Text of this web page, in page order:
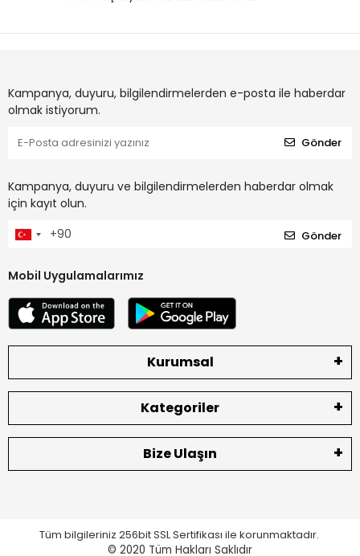
Kampanya, duyuru, bilgilendirmelerden e-posta ile haberdar
olmak istiyorum.
Gönder
Kampanya, duyuru ve bilgilendirmelerden haberdar olmak
için kayıt olun.
Gönder
Mobil Uygulamalarımız
Kurumsal
Kategoriler
Bize Ulaşın
Tüm bilgileriniz 256bit SSL Sertifikası ile korunmaktadır.
© 2020 Tüm Hakları Saklıdır